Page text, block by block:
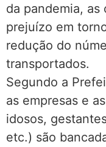
da pandemia, as
prejuízo em
redução do
transportados.
Segundo a
as empresas e
idosos,
etc.) são